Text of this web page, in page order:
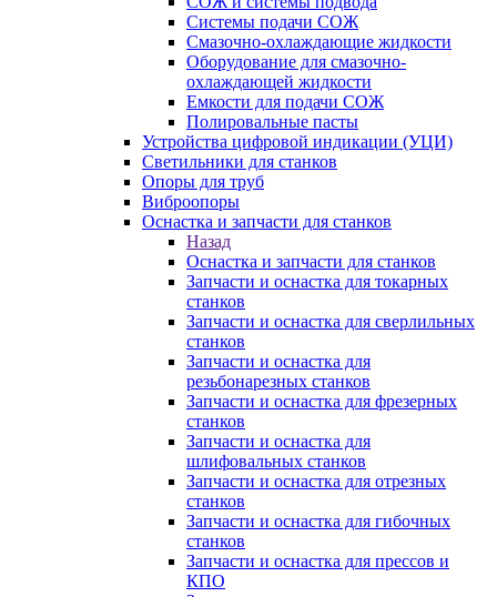
Системы подачи СОЖ
Смазочно-охлаждающие жидкости
Оборудование для смазочно-
охлаждающей жидкости
Емкости для подачи СОЖ
Полировальные пасты
Устройства цифровой индикации (УЦИ)
Светильники для станков
Опоры для труб
Виброопоры
Оснастка и запчасти для станков
Назад
Оснастка и запчасти для станков
Запчасти и оснастка для токарных
станков
Запчасти и оснастка для сверлильных
станков
Запчасти и оснастка для
резьбонарезных станков
Запчасти и оснастка для фрезерных
станков
Запчасти и оснастка для
шлифовальных станков
Запчасти и оснастка для отрезных
станков
Запчасти и оснастка для гибочных
станков
Запчасти и оснастка для прессов и
КПО